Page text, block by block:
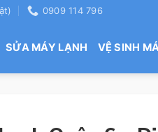
0909 114 796
SỬA MÁY LẠNH VỆ SINH